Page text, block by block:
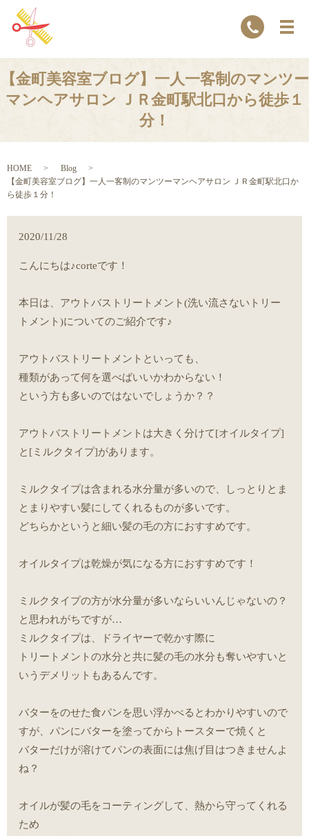
【金町美容室ブログ】一人一客制のマンツー
マンヘアサロン ＪＲ金町駅北口から徒歩１
分！
HOME
Blog
【金町美容室ブログ】一人一客制のマンツーマンヘアサロン ＪＲ金町駅北口か
ら徒歩１分！
2020/11/28
こんにちは♪corteです！
本日は、アウトバストリートメント(洗い流さないトリー
トメント)についてのご紹介です♪
アウトバストリートメントといっても、
種類があって何を選べばいいかわからない！
という方も多いのではないでしょうか？？
アウトバストリートメントは大きく分けて[オイルタイプ]
と[ミルクタイプ]があります。
ミルクタイプは含まれる水分量が多いので、しっとりとま
とまりやすい髪にしてくれるものが多いです。
どちらかというと細い髪の毛の方におすすめです。
オイルタイプは乾燥が気になる方におすすめです！
ミルクタイプの方が水分量が多いならいいんじゃないの？
と思われがちですが…
ミルクタイプは、ドライヤーで乾かす際に
トリートメントの水分と共に髪の毛の水分も奪いやすいと
いうデメリットもあるんです。
バターをのせた食パンを思い浮かべるとわかりやすいので
すが、パンにバターを塗ってからトースターで焼くと
バターだけが溶けてパンの表面には焦げ目はつきませんよ
ね？
オイルが髪の毛をコーティングして、熱から守ってくれる
ため